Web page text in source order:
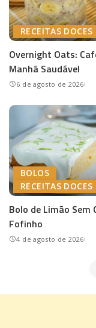
RECEITAS DOCES
Overnight Oats:
Manhã Saudável
6 de agosto de 2026
BOLOS
RECEITAS DOCES
Bolo de Limão Sem
Fofinho
4 de agosto de 2026